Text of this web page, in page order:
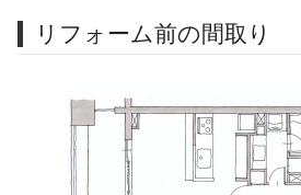
リフォーム前の間取り